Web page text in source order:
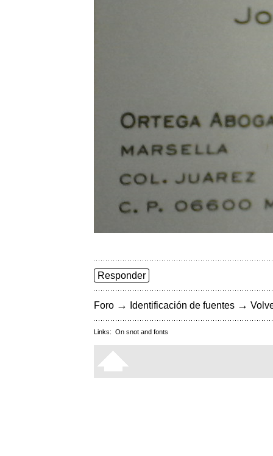
Responder
Foro → Identificación de fuentes →
Links: On snot and fonts